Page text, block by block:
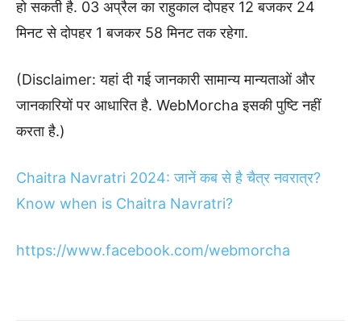
हो सकती है. 03 अप्रैल का राहुकाल दोपहर 12 बजकर 24
मिनट से दोपहर 1 बजकर 58 मिनट तक रहेगा.
(Disclaimer: यहां दी गई जानकारी सामान्य मान्यताओं और
जानकारियों पर आधारित है. WebMorcha इसकी पुष्टि नहीं
करता है.)
Chaitra Navratri 2024: जानें कब से है चैत्र नवरात्र?
Know when is Chaitra Navratri?
https://www.facebook.com/webmorcha